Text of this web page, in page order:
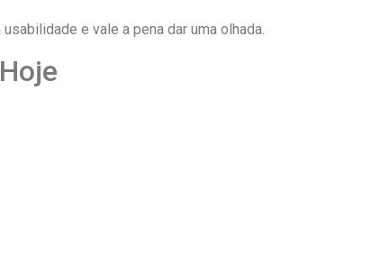
e vale a pena dar uma olhada.